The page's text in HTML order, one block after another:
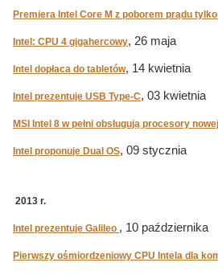
Premiera Intel Core M z poborem prądu
Intel: CPU 4 gigahercowy, 26 maja
Intel dopłaca do tabletów, 14 kwietnia
Intel prezentuje USB Type-C, 03 kwietnia
MSI Intel 8 w pełni obsługują procesory
Intel proponuje Dual OS, 09 stycznia
2013 r.
Intel prezentuje Galileo , 10 października
Pierwszy ośmiordzeniowy CPU Intela dla